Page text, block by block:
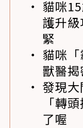
貓咪
護升
緊
貓咪
獸醫
發現
「轉
了喔